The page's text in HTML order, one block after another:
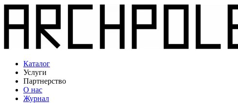
Каталог
Услуги
Партнерство
О нас
Журнал